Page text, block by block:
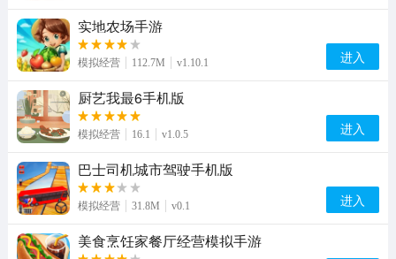
实地农场手游
模拟经营 112.7M v1.10.1 进入
厨艺我最6手机版
模拟经营 16.1 v1.0.5 进入
巴士司机城市驾驶手机版
模拟经营 31.8M v0.1 进入
美食烹饪家餐厅经营模拟手游